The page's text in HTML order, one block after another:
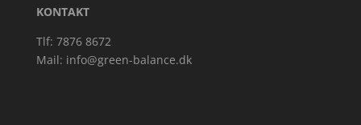
KONTAKT
Tlf: 7876 8672
Mail: info@green-balance.dk